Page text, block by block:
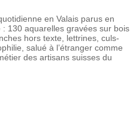
en Valais parus en
: 130 aquarelles gravées sur bois
hors texte, lettrines, culs-
salué à l’étranger comme
des artisans suisses du